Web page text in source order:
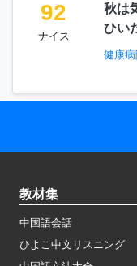
92
ナイス
秋は
ひい
健康
教材集
中国語会話
ひよこ中文リスニング